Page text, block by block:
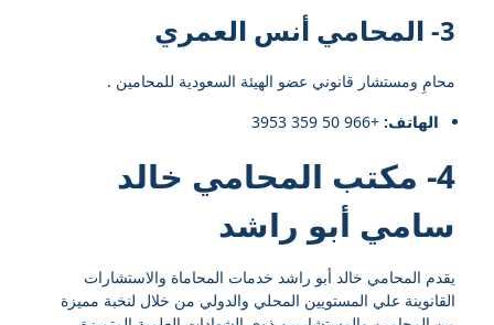
3- المحامي أنس العمري
محامِ ومستشار قانوني عضو الهيئة السعودية للمحامين .
الهاتف: +966 50 359 3953
4- مكتب المحامي خالد
سامي أبو راشد
يقدم المحامي خالد أبو راشد خدمات المحاماة والاستشارات
القانوينة علي المستويين المحلي والدولي من خلال لنخبة مميزة